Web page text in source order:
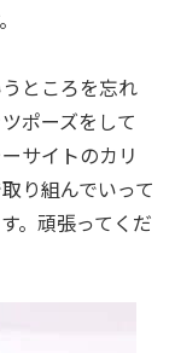
ところを忘れ
ポーズをして
サイトのカリ
り組んでいって
。頑張ってくだ